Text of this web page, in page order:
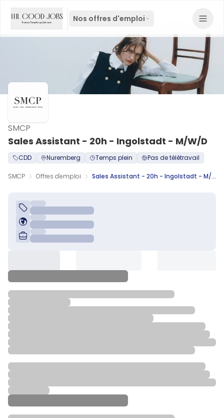
Nos offres d'emploi
Sales Assistant - 20h - Ingolstadt - M/W/D
SMCP
CDD Nuremberg Temps plein Pas de télétravail
SMCP Offres d'emploi Sales Assistant - 20h - Ingolstadt - M/W/D